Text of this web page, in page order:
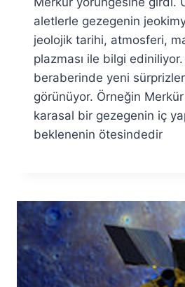
aletlerle gezegenin
jeolojik tarihi, atmosferi,
plazması ile bilgi
beraberinde yeni
görünüyor. Örneğin Merkür
karasal bir gezegenin iç
beklenenin ötesindedir